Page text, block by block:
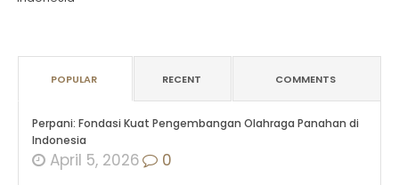
POPULAR RECENT COMMENTS
Perpani: Fondasi Kuat Pengembangan Olahraga Panahan di
Indonesia
April 5, 2026 0